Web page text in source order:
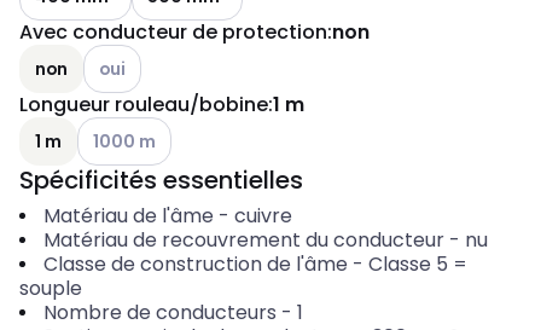
Avec conducteur de protection:non
non Autres variantes (combinaison actuelle impossible)
oui
Longueur rouleau/bobine:1 m
1 m Autres variantes (combinaison actuelle impossible)
1000 m
Spécificités essentielles
Matériau de l'âme - cuivre
Matériau de recouvrement du conducteur- nu
Classe de construction de l'âme - Classe 5 =
souple
Nombre de conducteurs - 1